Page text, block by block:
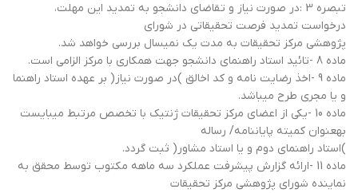
تبصره 3 :در صورت نیاز و تقاضای دانشجو به تمدید این مهلت،
درخواست تمدید فرصت تحقیقاتی در شورای
پژوهشی مرکز تحقیقات به مدت یک نمیسال بررسی خواهد شد.
ماده 8 -تائید استاد راهنمای دانشجو جهت همکاری با مرکز الزامی است.
ماده 9 -اخذ رضایت نامه و کد اخالق )در صورت نیاز( بر عهده استاد راهنما
و یا مجری طرح میباشد.
ماده 10 -یکی از اعضای مرکز تحقیقات ژنتیک با تخصص مرتبط میبایست
بهعنوان کمیته پایاننامه/ رساله
)استاد راهنمای دوم و یا استاد مشاور( ثبت گردد.
ماده 11 -ارائه گزارش پیشرفت عملکرد سه ماهه مکتوب توسط محقق به
نماینده شورای پژوهشی مرکز تحقیقات